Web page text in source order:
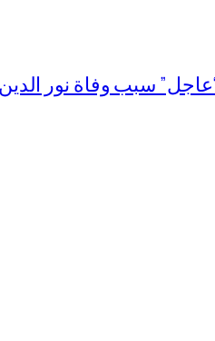
سبب وفاة نور